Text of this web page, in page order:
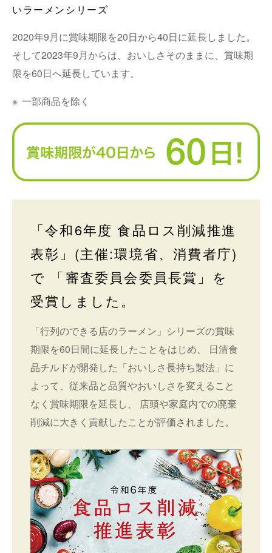
いラーメンシリーズ
2020年9月に賞味期限を20日から40日に延長しました。
そして2023年9月からは、おいしさそのままに、賞味期
限を60日へ延長しています。
※ 一部商品を除く
「令和6年度 食品ロス削減推進
表彰」(主催:環境省、消費者庁)
で 「審査委員会委員長賞」を
受賞しました。
「行列のできる店のラーメン」シリーズの賞味
期限を60日間に延長したことをはじめ、 日清食
品チルドが開発した「おいしさ長持ち製法」に
よって、従来品と品質やおいしさを変えること
なく賞味期限を延長し、 店頭や家庭内での廃棄
削減に大きく貢献したことが評価されました。